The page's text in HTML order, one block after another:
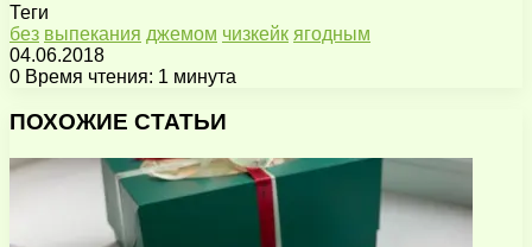
Теги
без выпекания джемом чизкейк ягодным
04.06.2018
0 Время чтения: 1 минута
через
почту
ПОХОЖИЕ СТАТЬИ